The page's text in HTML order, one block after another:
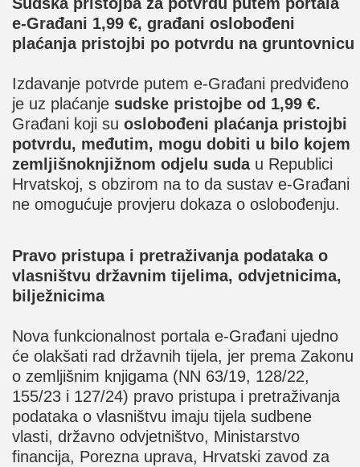
e-Građani 1,99 €, građani oslobođeni
plaćanja pristojbi po potvrdu na gruntovnicu
Izdavanje potvrde putem e-Građani predviđeno
je uz plaćanje sudske pristojbe od 1,99 €.
Građani koji su oslobođeni plaćanja pristojbi
potvrdu, međutim, mogu dobiti u bilo kojem
zemljišnoknjižnom odjelu sudau Republici
Hrvatskoj, s obzirom na to da sustav e-Građani
ne omogućuje provjeru dokaza o oslobođenju.
Pravo pristupa i pretraživanja podataka o
vlasništvu državnim tijelima, odvjetnicima,
bilježnicima
Nova funkcionalnost portala e-Građani ujedno
će olakšati rad državnih tijela, jer prema Zakonu
o zemljišnim knjigama (NN 63/19, 128/22,
155/23 i 127/24) pravo pristupa i pretraživanja
podataka o vlasništvu imaju tijela sudbene
vlasti, državno odvjetništvo, Ministarstvo
financija, Porezna uprava, Hrvatski zavod za